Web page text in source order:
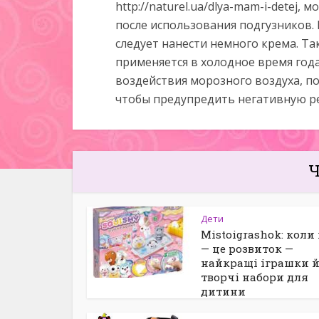
http://naturel.ua/dlya-mam-i-detej,
после использования
следует нанести немного крема.
применяется в холодное время
воздействия морозного воздуха,
чтобы предупредить негативную
Дети
Mistoigrashok: коли
— це розвиток —
найкращі іграшки й
творчі набори для
дитини